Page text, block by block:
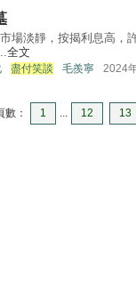
場淡靜，按揭利息高，
全文
盡付笑談 毛羨寧 2024
數： 1 ... 12 13